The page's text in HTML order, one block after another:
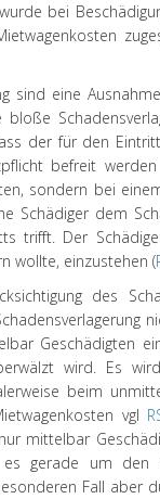
wurde bei
sind eine
der für den
befreit
sondern bei
Schädiger dem
trifft. Der
wollte, einzustehen (
des
Geschädigten
wird. Es
beim
vgl
mittelbar
es gerade um
Fall aber